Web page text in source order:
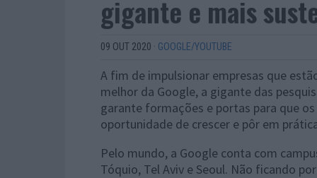
gigante e mais
09 OUT 2020 · GOOGLE/YOUTUBE
A fim de impulsionar empresas que
melhor da Google, a gigante das
garante formações e portas para que
oportunidade de crescer e pôr em
Pelo mundo, a Google conta com
Tóquio, Tel Aviv e Seoul. Não ficando